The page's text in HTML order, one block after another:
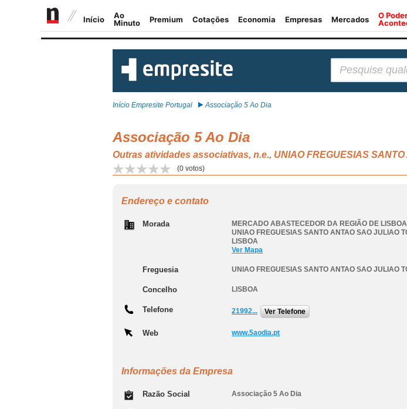
Início Empresite Portugal Associação 5 Ao Dia
Associação 5 Ao Dia
Outras atividades associativas, n.e., UNIAO FREGUESIAS
(0 votos)
Endereço e contato
Morada MERCADO ABASTECEDOR DA REGIÃO DE
UNIAO FREGUESIAS SANTO ANTAO SAO JULIAO
LISBOA
Ver Mapa
Freguesia UNIAO FREGUESIAS SANTO ANTAO SAO JULIAO
Concelho LISBOA
Telefone 21992... Ver Telefone
Web www.5aodia.pt
Informações da Empresa
Razão Social Associação 5 Ao Dia